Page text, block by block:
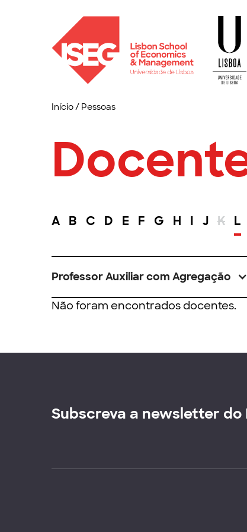
Início/ Pessoas
A B C D E F G H I J K L
Professor Auxiliar com Agregação
Não foram encontrados docentes.
Subscreva a newsletter do